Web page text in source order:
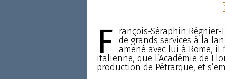
F rançois-Séraphin Régnier-
de grands services à la
amené avec lui à Rome,
italienne, que l’Académie de
production de Pétrarque, et